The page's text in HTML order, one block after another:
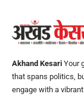
Akhand Kesari Your
that spans politics,
engage with a